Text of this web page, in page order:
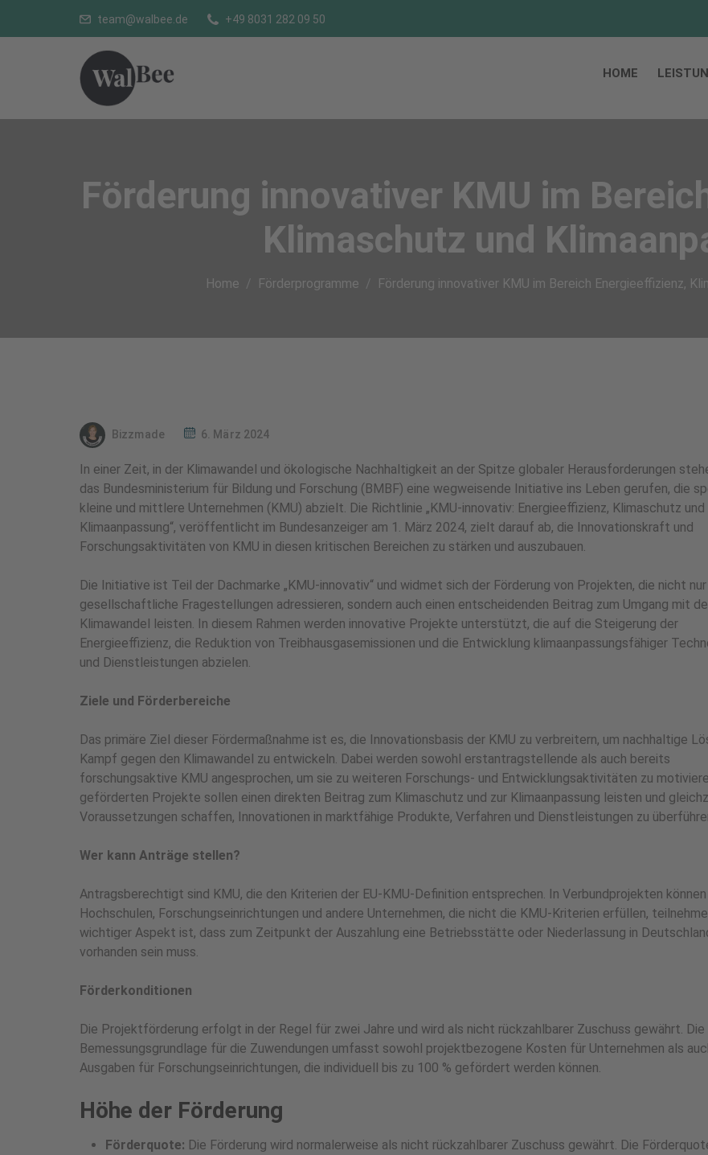
team@walbee.de +49 8031 282 09 50
HOME
Förderung innovativer KMU im
Klimaschutz und
Home Förderprogramme Förderung innovativer KMU im Bereich Energieeffizienz,
Bizzmade 6. März 2024
In einer Zeit, in der Klimawandel und ökologische Nachhaltigkeit an der Spitze globaler Herausforderungen
das Bundesministerium für Bildung und Forschung (BMBF) eine wegweisende Initiative ins Leben gerufen, die
kleine und mittlere Unternehmen (KMU) abzielt. Die Richtlinie „KMU-innovativ: Energieeffizienz, Klimaschutz und
Klimaanpassung“, veröffentlicht im Bundesanzeiger am 1. März 2024, zielt darauf ab, die Innovationskraft und
Forschungsaktivitäten von KMU in diesen kritischen Bereichen zu stärken und auszubauen.
Die Initiative ist Teil der Dachmarke „KMU-innovativ“ und widmet sich der Förderung von Projekten, die nicht
gesellschaftliche Fragestellungen adressieren, sondern auch einen entscheidenden Beitrag zum Umgang mit
Klimawandel leisten. In diesem Rahmen werden innovative Projekte unterstützt, die auf die Steigerung der
Energieeffizienz, die Reduktion von Treibhausgasemissionen und die Entwicklung klimaanpassungsfähiger
und Dienstleistungen abzielen.
Ziele und Förderbereiche
Das primäre Ziel dieser Fördermaßnahme ist es, die Innovationsbasis der KMU zu verbreitern, um nachhaltige
Kampf gegen den Klimawandel zu entwickeln. Dabei werden sowohl erstantragstellende als auch bereits
forschungsaktive KMU angesprochen, um sie zu weiteren Forschungs- und Entwicklungsaktivitäten zu
geförderten Projekte sollen einen direkten Beitrag zum Klimaschutz und zur Klimaanpassung leisten und
Voraussetzungen schaffen, Innovationen in marktfähige Produkte, Verfahren und Dienstleistungen zu
Wer kann Anträge stellen?
Antragsberechtigt sind KMU, die den Kriterien der EU-KMU-Definition entsprechen. In Verbundprojekten können
Hochschulen, Forschungseinrichtungen und andere Unternehmen, die nicht die KMU-Kriterien erfüllen,
wichtiger Aspekt ist, dass zum Zeitpunkt der Auszahlung eine Betriebsstätte oder Niederlassung in
vorhanden sein muss.
Förderkonditionen
Die Projektförderung erfolgt in der Regel für zwei Jahre und wird als nicht rückzahlbarer Zuschuss gewährt. Die
Bemessungsgrundlage für die Zuwendungen umfasst sowohl projektbezogene Kosten für Unternehmen als
Ausgaben für Forschungseinrichtungen, die individuell bis zu 100 % gefördert werden können.
Höhe der Förderung
Förderquote: Die Förderung wird normalerweise als nicht rückzahlbarer Zuschuss gewährt. Die